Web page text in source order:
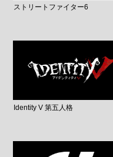
ストリートファイター6
Identity V 第五人格